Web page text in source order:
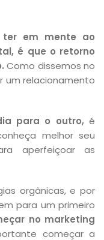
em mente ao
é que o retorno
Como dissemos no
um relacionamento
para o outro, é
melhor seu
aperfeiçoar as
orgânicas, e por
para um primeiro
no marketing
começar a